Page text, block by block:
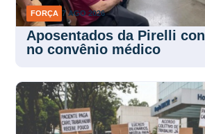
FORÇA 7 AGO 2026
Aposentados da Pirelli
no convênio médico